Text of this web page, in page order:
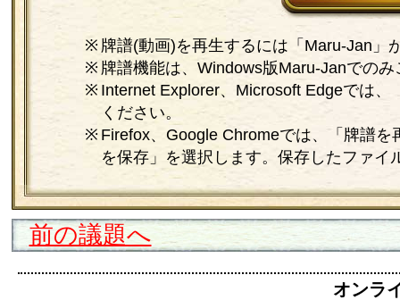
牌譜(動画)を再生するには「Maru-Jan」
牌譜機能は、Windows版Maru-Janでの
Internet Explorer、Microsoft Edgeでは
ください。
Firefox、Google Chromeでは、「牌譜
を保存」を選択します。保存したファイ
前の議題へ
オンラ